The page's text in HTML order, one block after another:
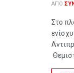
ΑΠΌ
Στο